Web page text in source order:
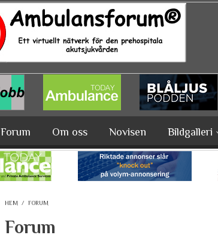
Forum Om oss Novisen Bildgalleri
HEM / FORUM
Forum